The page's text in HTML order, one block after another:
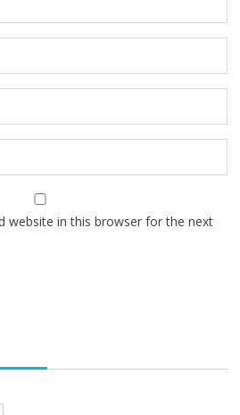
website in this browser for the next